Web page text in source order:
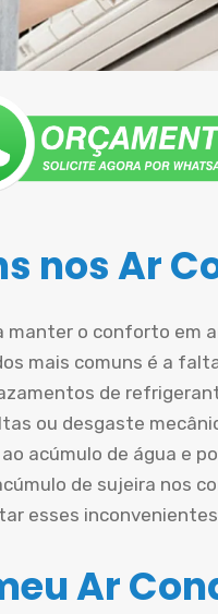
nos Ar
manter o conforto em
mais comuns é a
de
ou desgaste
acúmulo de água e
de sujeira nos
esses
Ar